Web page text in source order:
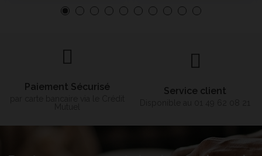
Paiement Sécurisé Service client